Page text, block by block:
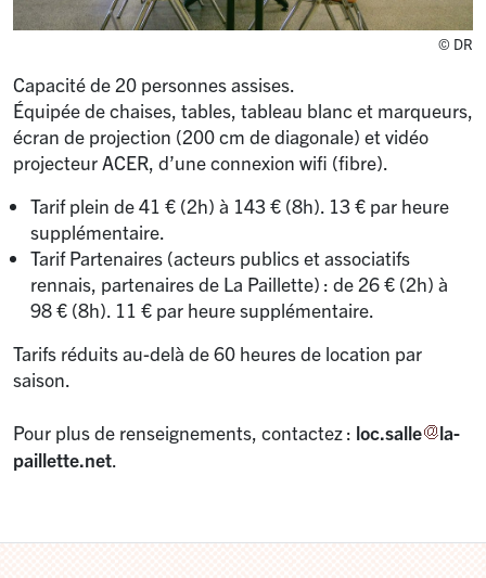
© DR
Capacité de 20 personnes assises.
Équipée de chaises, tables, tableau blanc et marqueurs,
écran de projection (200 cm de diagonale) et vidéo
projecteur ACER, d’une connexion wifi (fibre).
Tarif plein de 41 € (2h) à 143 € (8h). 13 € par heure
supplémentaire.
Tarif Partenaires (acteurs publics et associatifs
rennais, partenaires de La Paillette) : de 26 € (2h) à
98 € (8h). 11 € par heure supplémentaire.
Tarifs réduits au-delà de 60 heures de location par
saison.
Pour plus de renseignements, contactez : loc.salle
la-
paillette.net